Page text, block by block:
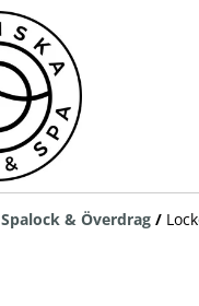
Spalock & Överdrag /